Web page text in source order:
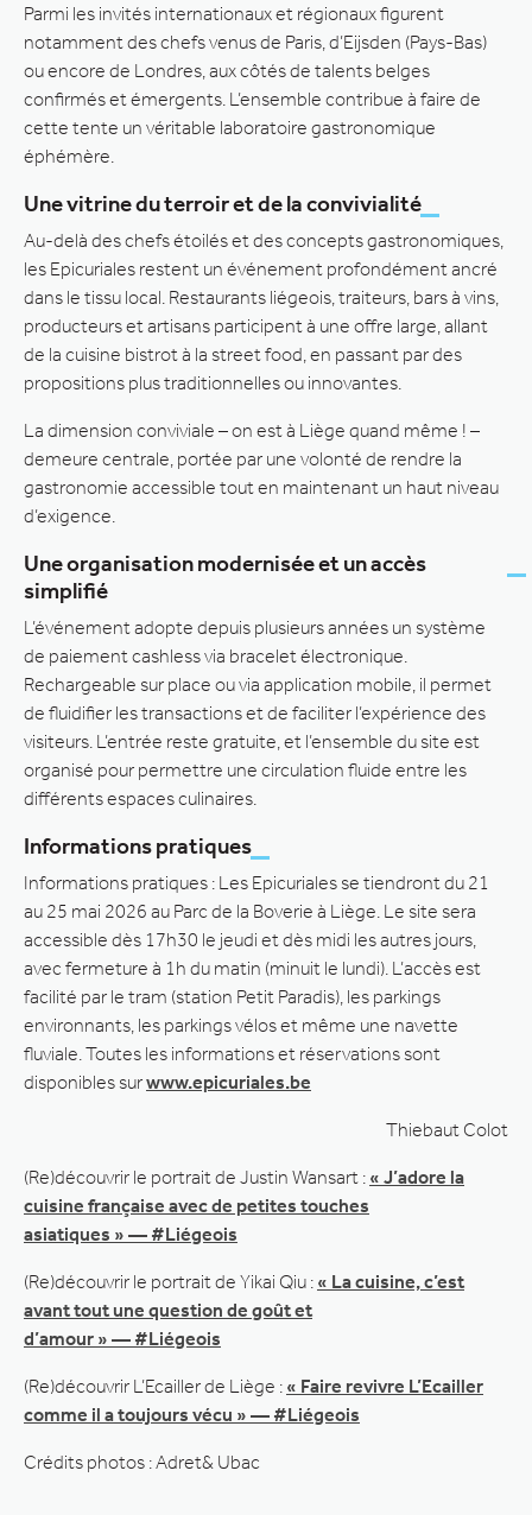
Parmi les invités internationaux et régionaux figurent
notamment des chefs venus de Paris, d’Eijsden (Pays-Bas)
ou encore de Londres, aux côtés de talents belges
confirmés et émergents. L’ensemble contribue à faire de
cette tente un véritable laboratoire gastronomique
éphémère.
Une vitrine du terroir et de la convivialité
Au-delà des chefs étoilés et des concepts gastronomiques,
les Epicuriales restent un événement profondément ancré
dans le tissu local. Restaurants liégeois, traiteurs, bars à vins,
producteurs et artisans participent à une offre large, allant
de la cuisine bistrot à la street food, en passant par des
propositions plus traditionnelles ou innovantes.
La dimension conviviale – on est à Liège quand même ! –
demeure centrale, portée par une volonté de rendre la
gastronomie accessible tout en maintenant un haut niveau
d’exigence.
Une organisation modernisée et un accès
simplifié
L’événement adopte depuis plusieurs années un système
de paiement cashless via bracelet électronique.
Rechargeable sur place ou via application mobile, il permet
de fluidifier les transactions et de faciliter l’expérience des
visiteurs. L’entrée reste gratuite, et l’ensemble du site est
organisé pour permettre une circulation fluide entre les
différents espaces culinaires.
Informations pratiques
Informations pratiques : Les Epicuriales se tiendront du 21
au 25 mai 2026 au Parc de la Boverie à Liège. Le site sera
accessible dès 17h30 le jeudi et dès midi les autres jours,
avec fermeture à 1h du matin (minuit le lundi). L’accès est
facilité par le tram (station Petit Paradis), les parkings
environnants, les parkings vélos et même une navette
fluviale. Toutes les informations et réservations sont
disponibles surwww.epicuriales.be
Thiebaut Colot
(Re)découvrir le portrait de Justin Wansart : « J’adore la
cuisine française avec de petites touches
asiatiques » — #Liégeois
(Re)découvrir le portrait de Yikai Qiu : « La cuisine, c’est
avant tout une question de goût et
d’amour » — #Liégeois
(Re)découvrir L’Ecailler de Liège : « Faire revivre L’Ecailler
comme il a toujours vécu » — #Liégeois
Crédits photos : Adret& Ubac